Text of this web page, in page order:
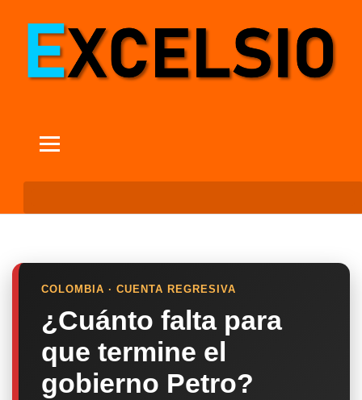
COLOMBIA · CUENTA REGRESIVA
¿Cuánto falta para
que termine el
gobierno Petro?